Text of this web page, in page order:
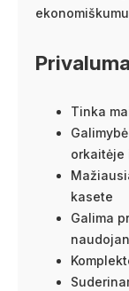
Tinka
orkaitėje
kasete
Galima